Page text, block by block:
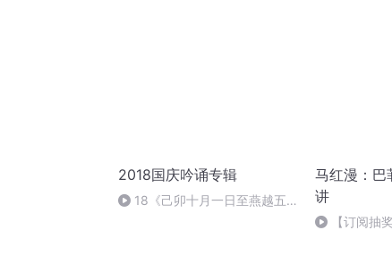
2018国庆吟诵专辑
18《己卯十月一日至燕越五
马红漫：巴
讲
【订阅抽